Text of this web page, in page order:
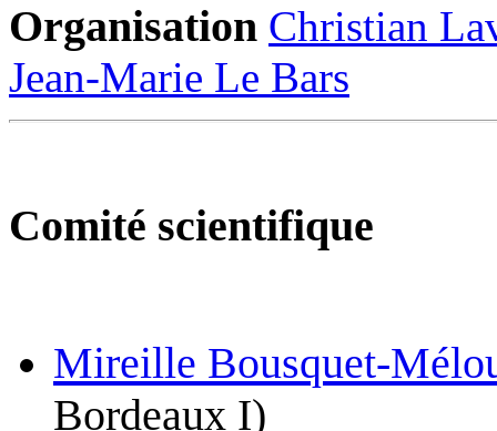
Organisation Christian
Jean-Marie Le Bars
Comité scientifique
Mireille Bousquet-
Bordeaux I)